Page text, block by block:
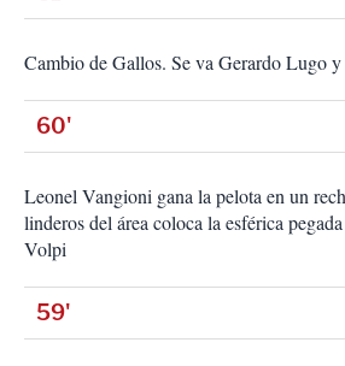
Cambio de Gallos. Se va Gerardo Lugo
60'
Leonel Vangioni gana la pelota en un
linderos del área coloca la esférica
Volpi
59'